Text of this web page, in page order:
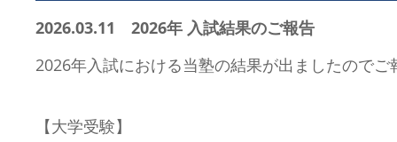
2026.03.11 2026年 入試結果のご報告
2026年入試における当塾の結果が出ましたのでご
【大学受験】